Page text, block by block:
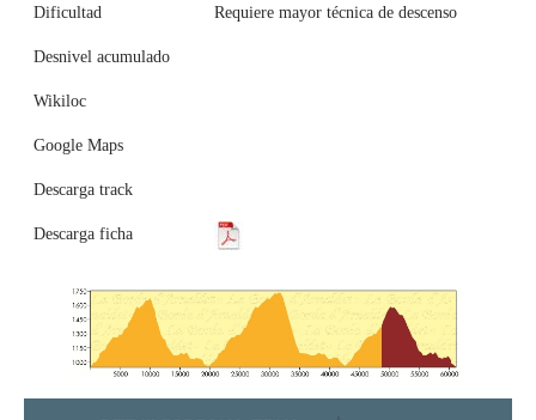
Dificultad Requiere mayor técnica de descenso
Desnivel acumulado
Wikiloc
Google Maps
Descarga track
Descarga ficha